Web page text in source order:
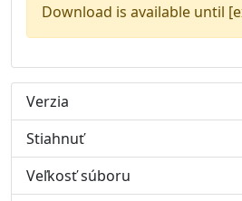
Download is available until
Verzia
Stiahnuť
Veľkosť súboru